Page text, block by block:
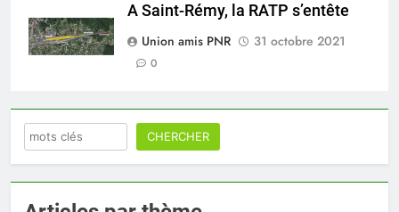
A Saint-Rémy, la RATP s’entête
Union amis PNR
31 octobre 2021
0
Rechercher CHERCHER